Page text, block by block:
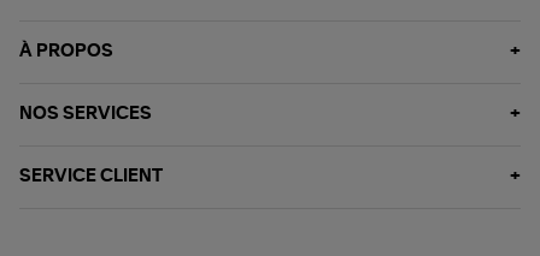
À PROPOS
NOS SERVICES
SERVICE CLIENT